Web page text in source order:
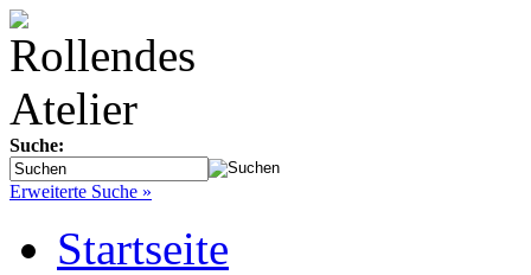
Suche:
Erweiterte Suche »
Startseite